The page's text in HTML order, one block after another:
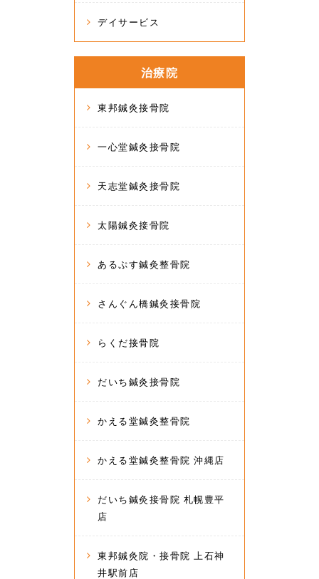
デイサービス
治療院
東邦鍼灸接骨院
一心堂鍼灸接骨院
天志堂鍼灸接骨院
太陽鍼灸接骨院
あるぷす鍼灸整骨院
さんぐん橋鍼灸接骨院
らくだ接骨院
だいち鍼灸接骨院
かえる堂鍼灸整骨院
かえる堂鍼灸整骨院 沖縄店
だいち鍼灸接骨院 札幌豊平
店
東邦鍼灸院・接骨院 上石神
井駅前店